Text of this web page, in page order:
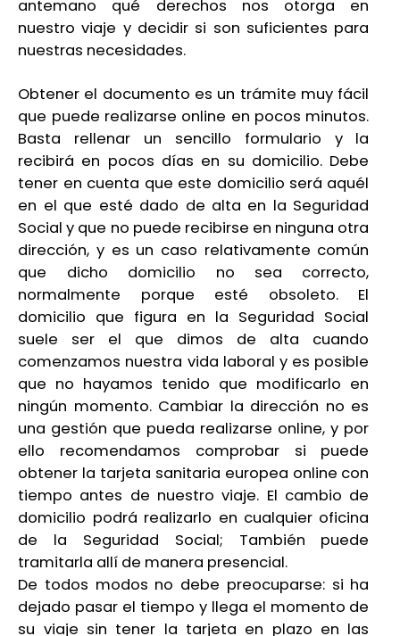
antemano qué derechos nos otorga en
nuestro viaje y decidir si son suficientes para
nuestras necesidades.
Obtener el documento es un trámite muy fácil
que puede realizarse online en pocos minutos.
Basta rellenar un sencillo formulario y la
recibirá en pocos días en su domicilio. Debe
tener en cuenta que este domicilio será aquél
en el que esté dado de alta en la Seguridad
Social y que no puede recibirse en ninguna otra
dirección, y es un caso relativamente común
que dicho domicilio no sea correcto,
normalmente porque esté obsoleto. El
domicilio que figura en la Seguridad Social
suele ser el que dimos de alta cuando
comenzamos nuestra vida laboral y es posible
que no hayamos tenido que modificarlo en
ningún momento. Cambiar la dirección no es
una gestión que pueda realizarse online, y por
ello recomendamos comprobar si puede
obtener la tarjeta sanitaria europea online con
tiempo antes de nuestro viaje. El cambio de
domicilio podrá realizarlo en cualquier oficina
de la Seguridad Social; También puede
tramitarla allí de manera presencial.
De todos modos no debe preocuparse: si ha
dejado pasar el tiempo y llega el momento de
su viaje sin tener la tarjeta en plazo en las